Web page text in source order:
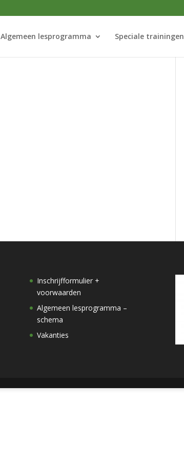
Algemeen lesprogramma Speciale trainingen
Inschrijfformulier +
voorwaarden
Algemeen lesprogramma –
schema
Vakanties